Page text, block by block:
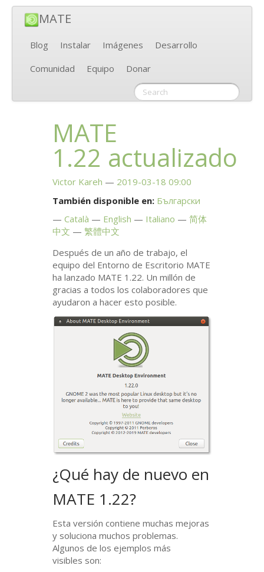
MATE
Blog Instalar Imágenes
Desarrollo
Comunidad
Equipo Donar
MATE
1.22 actualizado
Victor Kareh
2019-03-18 09:00
También disponible en: Български
Català
English Italiano
简体
中文
繁體中文
Después de un año de trabajo, el
equipo del Entorno de Escritorio MATE
ha lanzado MATE 1.22. Un millón de
gracias a todos los colaboradores que
ayudaron a hacer esto posible.
¿Qué hay de nuevo en
MATE 1.22?
Esta versión contiene muchas mejoras
y soluciona muchos problemas.
Algunos de los ejemplos más
visibles son: